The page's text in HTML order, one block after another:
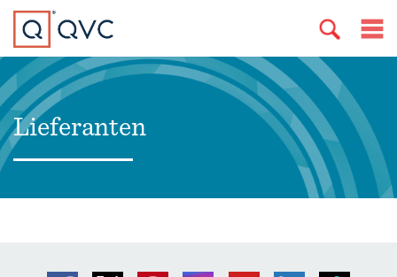
Lieferanten